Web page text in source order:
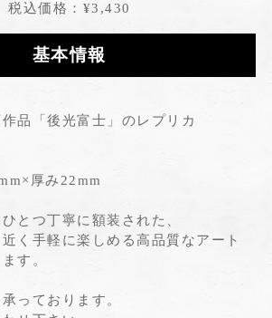
税込価格：¥3,430
基本情報
品「後光富士」のレプリカ
厚み22mm
とつ丁寧に額装された、
く手軽に楽しめる高品質なアート
す。
っております。